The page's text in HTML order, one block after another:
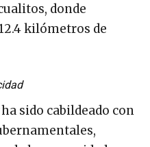
donde
kilómetros de
ha sido cabildeado con